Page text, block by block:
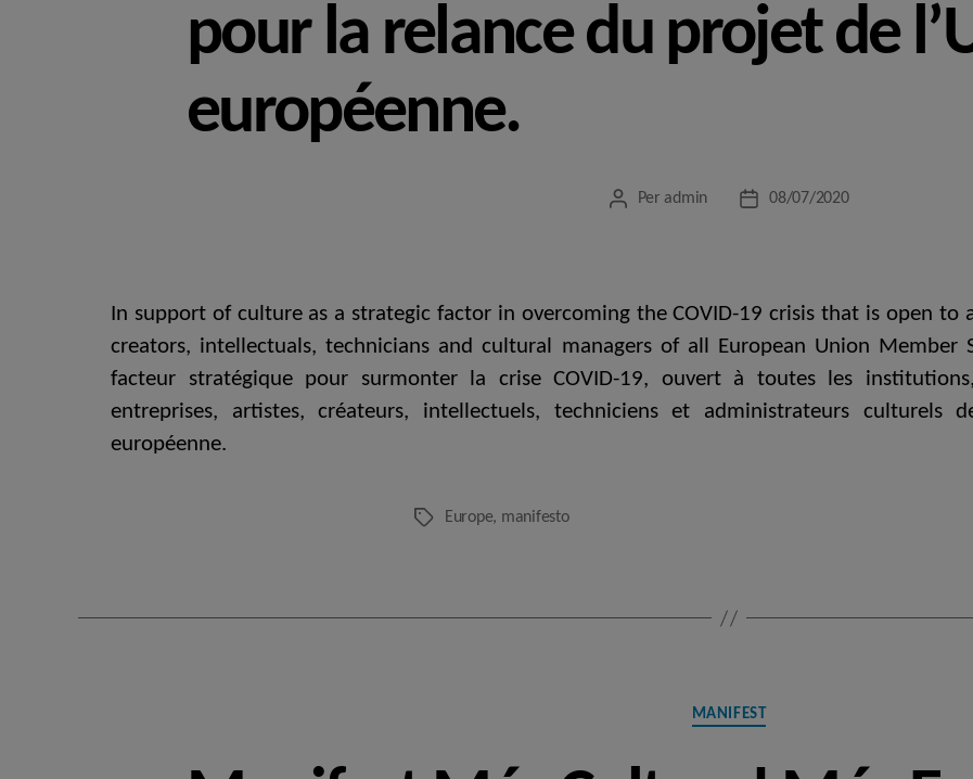
pour la relance du projet de
européenne.
Autor
Per admin
Data08/07/2020
In support of culture as a strategic factor in overcoming the COVID-19 crisis that is open to
creators, intellectuals, technicians and cultural managers of all European Union
facteur stratégique pour surmonter la crise COVID-19, ouvert à toutes les
entreprises, artistes, créateurs, intellectuels, techniciens et administrateurs culturels
européenne.
Etiquetes
Europe, manifesto
Categories
MANIFEST